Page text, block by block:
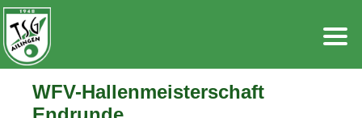
Zum
Inhalt
springen
WFV-Hallenmeisterschaft